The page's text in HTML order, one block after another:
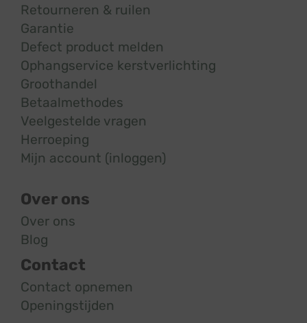
Retourneren & ruilen
Garantie
Defect product melden
Ophangservice kerstverlichting
Groothandel
Betaalmethodes
Veelgestelde vragen
Herroeping
Mijn account (inloggen)
Over ons
Over ons
Blog
Contact
Contact opnemen
Openingstijden